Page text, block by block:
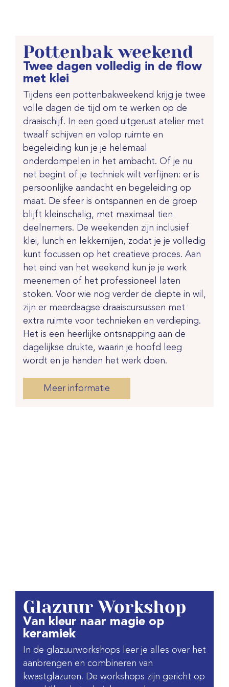
Pottenbak weekend
Twee dagen volledig in de flow
met klei
Tijdens een pottenbakweekend krijg je twee
volle dagen de tijd om te werken op de
draaischijf. In een goed uitgerust atelier met
twaalf schijven en volop ruimte en
begeleiding kun je je helemaal
onderdompelen in het ambacht. Of je nu
net begint of je techniek wilt verfijnen: er is
persoonlijke aandacht en begeleiding op
maat. De sfeer is ontspannen en de groep
blijft kleinschalig, met maximaal tien
deelnemers. De weekenden zijn inclusief
klei, lunch en lekkernijen, zodat je je volledig
kunt focussen op het creatieve proces. Aan
het eind van het weekend kun je je werk
meenemen of het professioneel laten
stoken. Voor wie nog verder de diepte in wil,
zijn er meerdaagse draaiscursussen met
extra ruimte voor technieken en verdieping.
Het is een heerlijke ontsnapping aan de
dagelijkse drukte, waarin je hoofd leeg
wordt en je handen het werk doen.
Meer informatie
Glazuur Workshop
Van kleur naar magie op
keramiek
In de glazuurworkshops leer je alles over het
aanbrengen en combineren van
kwastglazuren. De workshops zijn gericht op